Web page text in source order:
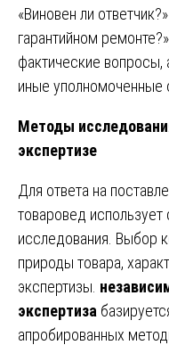
«Виновен ли
гарантийном
фактические
иные уполномоченные
Методы
экспертизе
Для ответа на
товаровед
исследования. Выбор
природы товара,
экспертизы.
экспертиза
апробированных